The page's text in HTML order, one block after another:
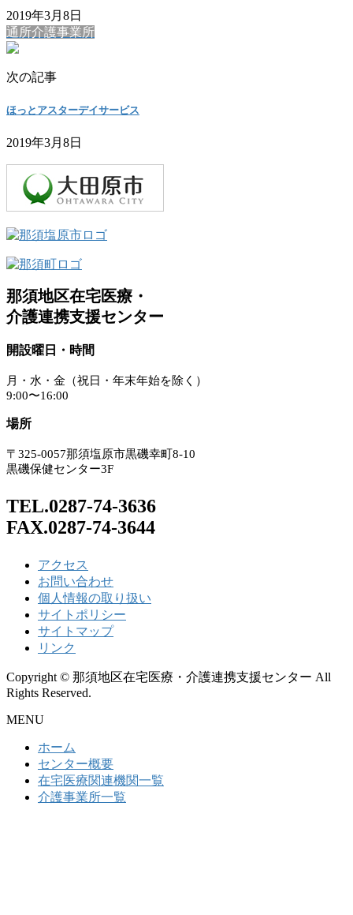
2019年3月8日
通所介護事業所
次の記事
ほっとアスターデイサービス
2019年3月8日
那須地区在宅医療・
介護連携支援センター
開設曜日・時間
月・水・金（祝日・年末年始を除く）
9:00〜16:00
場所
〒325-0057那須塩原市黒磯幸町8-10
黒磯保健センター3F
TEL.0287-74-3636
FAX.0287-74-3644
アクセス
お問い合わせ
個人情報の取り扱い
サイトポリシー
サイトマップ
リンク
Copyright © 那須地区在宅医療・介護連携支援センター All
Rights Reserved.
MENU
ホーム
センター概要
在宅医療関連機関一覧
介護事業所一覧